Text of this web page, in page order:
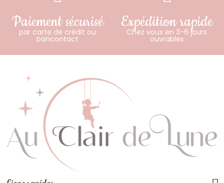
Paiement sécurisé
par carte de crédit ou
bancontact
Expédition rapide
Chez vous en 3-6 jours
ouvrables